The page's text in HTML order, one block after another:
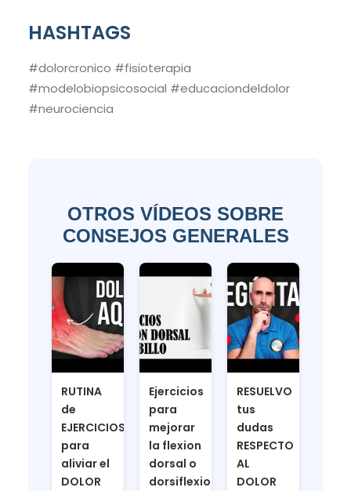
HASHTAGS
#dolorcronico #fisioterapia
#modelobiopsicosocial #educaciondeldolor
#neurociencia
OTROS VÍDEOS SOBRE
CONSEJOS GENERALES
RUTINA
de
EJERCICIOS
para
aliviar el
DOLOR
Ejercicios
para
mejorar
la flexion
dorsal o
dorsiflexion
RESUELVO
tus
dudas
RESPECTO
AL
DOLOR